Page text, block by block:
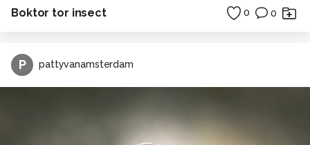
Boktor tor insect 0 0
P pattyvanamsterdam